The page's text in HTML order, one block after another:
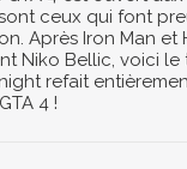
ceux qui font
Après Iron Man et
Niko Bellic, voici le
refait
4 !